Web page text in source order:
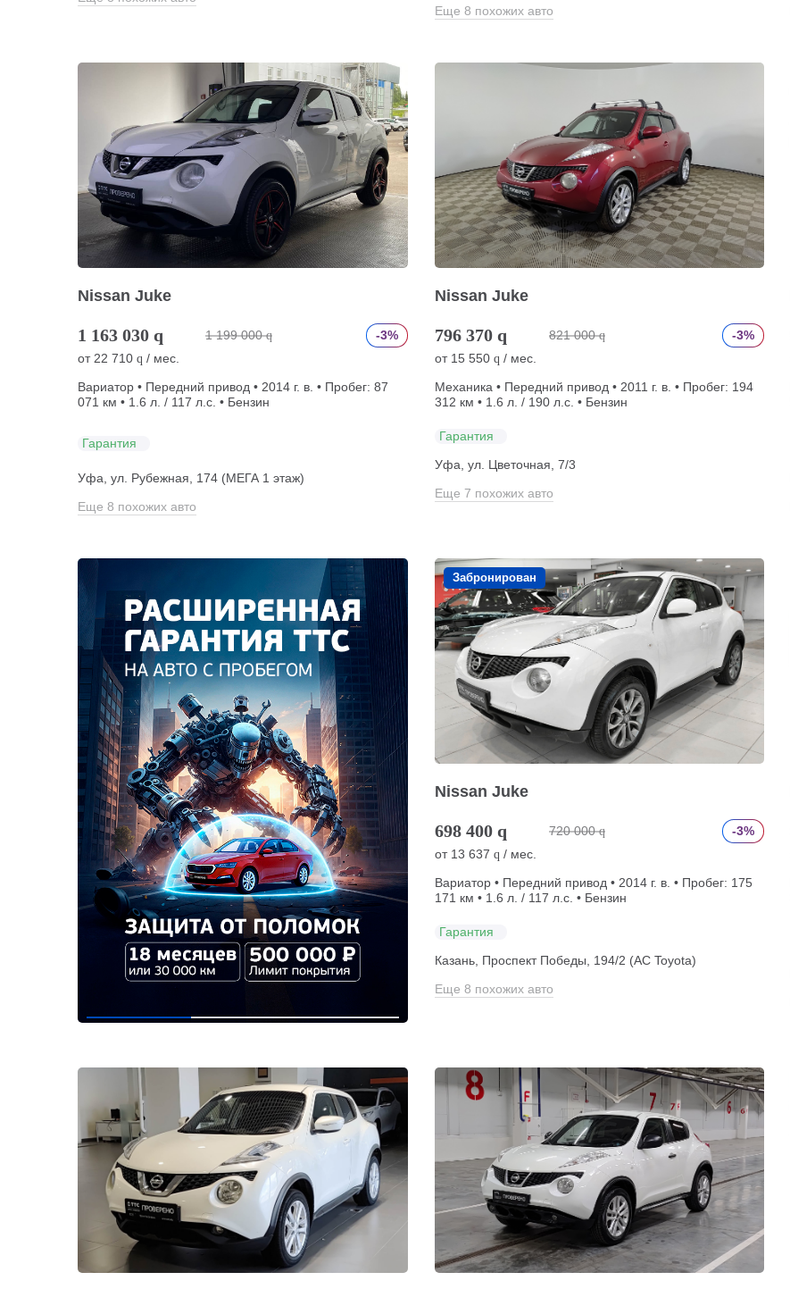
Еще 8 похожих авто
Nissan Juke
1 163 030 q 1 199 000 q
-3%
от 22 710 q / мес.
Вариатор • Передний привод • 2014 г. в. • Пробег: 87
071 км • 1.6 л. / 117 л.с. • Бензин
Гарантия
Уфа, ул. Рубежная, 174 (МЕГА 1 этаж)
Еще 8 похожих авто
Nissan Juke
796 370 q 821 000 q
-3%
от 15 550 q / мес.
Механика • Передний привод • 2011 г. в. • Пробег: 194
312 км • 1.6 л. / 190 л.с. • Бензин
Гарантия
Уфа, ул. Цветочная, 7/3
Еще 7 похожих авто
Забронирован
Nissan Juke
698 400 q 720 000 q
-3%
от 13 637 q / мес.
Вариатор • Передний привод • 2014 г. в. • Пробег: 175
171 км • 1.6 л. / 117 л.с. • Бензин
Гарантия
Казань, Проспект Победы, 194/2 (АС Toyota)
Еще 8 похожих авто